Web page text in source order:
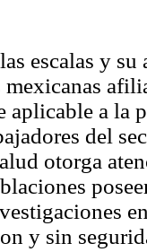
escalas y
mexicanas
aplicable a
del
otorga
y sin